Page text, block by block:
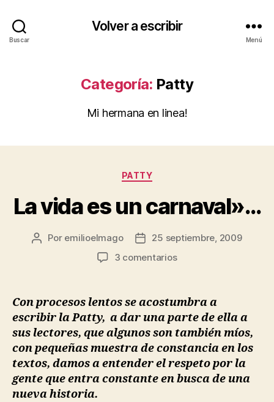
Buscar
Volver a escribir
Menú
Categoría: Patty
Mi hermana en linea!
Categorías
PATTY
La vida es un carnaval»…
Autor
Por emilioelmago
Fecha25 septiembre, 2009
3 comentariosen
carnaval»…
Con procesos lentos se acostumbra a
escribir la Patty, a dar una parte de ella a
sus lectores, que algunos son también míos,
con pequeñas muestra de constancia en los
textos, damos a entender el respeto por la
gente que entra constante en busca de una
nueva historia.